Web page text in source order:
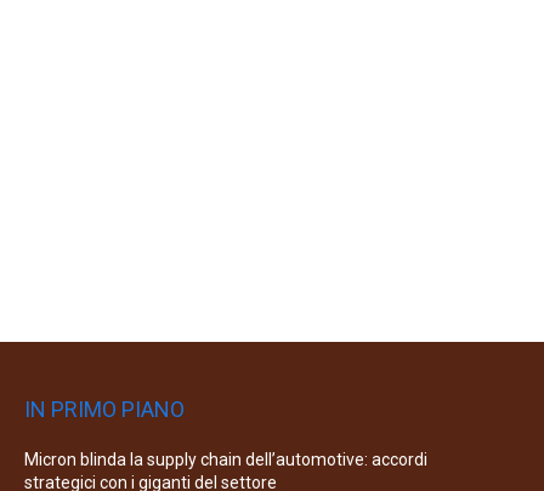
IN PRIMO PIANO
Micron blinda la supply chain dell’automotive: accordi
strategici con i giganti del settore